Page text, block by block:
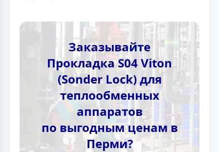
Заказывайте
Прокладка S04 Viton
(Sonder Lock) для
теплообменных
аппаратов
по выгодным ценам в
Перми?